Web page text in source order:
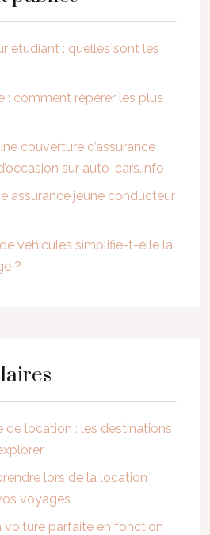
étudiant : quelles sont les
: comment repérer les plus
couverture d’assurance
sur auto-cars.info
assurance jeune conducteur
véhicules simplifie-t-elle la
?
de location : les destinations
lors de la location
voyages
voiture parfaite en fonction